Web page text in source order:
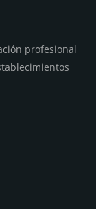
profesional